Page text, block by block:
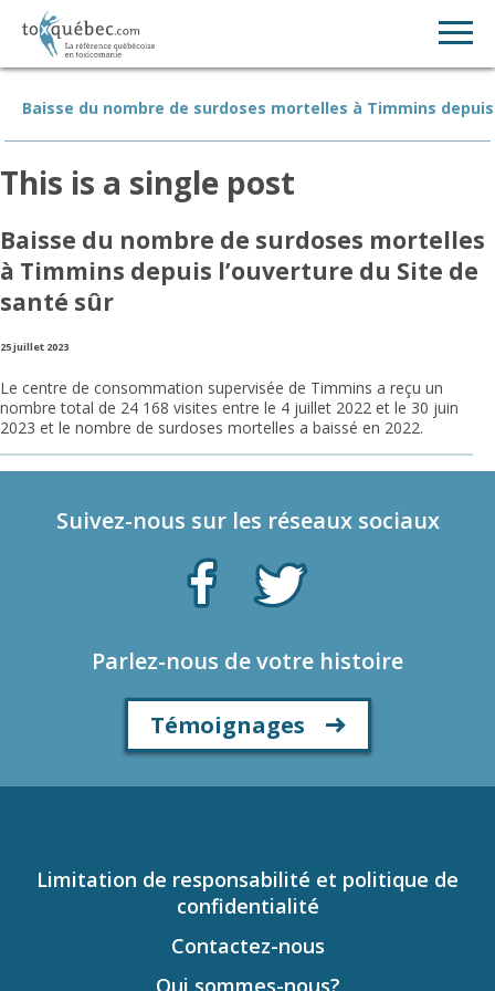
Baisse du nombre de surdoses mortelles à Timmins
This is a single post
Baisse du nombre de surdoses mortelles
à Timmins depuis l’ouverture du Site de
santé sûr
25 juillet 2023
Le centre de consommation supervisée de Timmins a reçu un
nombre total de 24 168 visites entre le 4 juillet 2022 et le 30 juin
2023 et le nombre de surdoses mortelles a baissé en 2022.
Suivez-nous sur les réseaux sociaux
Parlez-nous de votre histoire
Témoignages
Limitation de responsabilité et politique de
confidentialité
Contactez-nous
Qui sommes-nous?